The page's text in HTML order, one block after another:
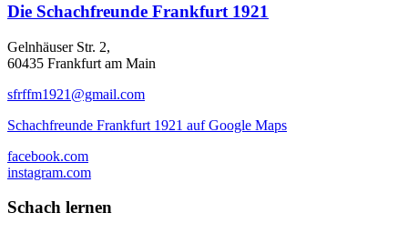
Die Schachfreunde Frankfurt 1921
Gelnhäuser Str. 2,
60435 Frankfurt am Main
sfrffm1921@gmail.com
Schachfreunde Frankfurt 1921 auf Google Maps
facebook.com
instagram.com
Schach lernen